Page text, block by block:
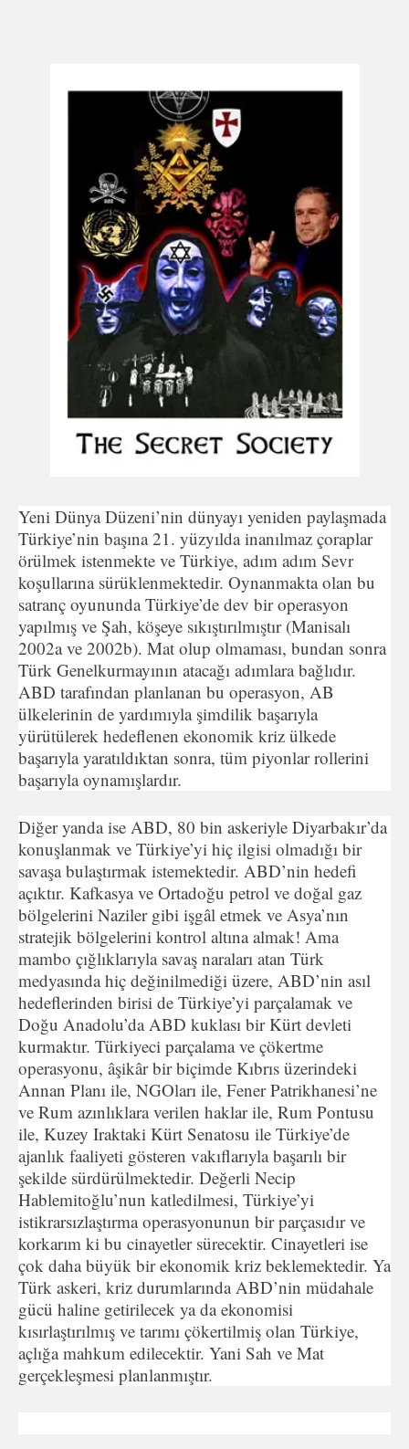
Yeni Dünya Düzeni’nin dünyayı yeniden paylaşmada
Türkiye’nin başına 21. yüzyılda inanılmaz çoraplar
örülmek istenmekte ve Türkiye, adım adım Sevr
koşullarına sürüklenmektedir. Oynanmakta olan bu
satranç oyununda Türkiye’de dev bir operasyon
yapılmış ve Şah, köşeye sıkıştırılmıştır (Manisalı
2002a ve 2002b). Mat olup olmaması, bundan sonra
Türk Genelkurmayının atacağı adımlara bağlıdır.
ABD tarafından planlanan bu operasyon, AB
ülkelerinin de yardımıyla şimdilik başarıyla
yürütülerek hedeflenen ekonomik kriz ülkede
başarıyla yaratıldıktan sonra, tüm piyonlar rollerini
başarıyla oynamışlardır.
Diğer yanda ise ABD, 80 bin askeriyle Diyarbakır’da
konuşlanmak ve Türkiye’yi hiç ilgisi olmadığı bir
savaşa bulaştırmak istemektedir. ABD’nin hedefi
açıktır. Kafkasya ve Ortadoğu petrol ve doğal gaz
bölgelerini Naziler gibi işgâl etmek ve Asya’nın
stratejik bölgelerini kontrol altına almak! Ama
mambo çığlıklarıyla savaş naraları atan Türk
medyasında hiç değinilmediği üzere, ABD’nin asıl
hedeflerinden birisi de Türkiye’yi parçalamak ve
Doğu Anadolu’da ABD kuklası bir Kürt devleti
kurmaktır. Türkiyeci parçalama ve çökertme
operasyonu, âşikâr bir biçimde Kıbrıs üzerindeki
Annan Planı ile, NGOları ile, Fener Patrikhanesi’ne
ve Rum azınlıklara verilen haklar ile, Rum Pontusu
ile, Kuzey Iraktaki Kürt Senatosu ile Türkiye’de
ajanlık faaliyeti gösteren vakıflarıyla başarılı bir
şekilde sürdürülmektedir. Değerli Necip
Hablemitoğlu’nun katledilmesi, Türkiye’yi
istikrarsızlaştırma operasyonunun bir parçasıdır ve
korkarım ki bu cinayetler sürecektir. Cinayetleri ise
çok daha büyük bir ekonomik kriz beklemektedir. Ya
Türk askeri, kriz durumlarında ABD’nin müdahale
gücü haline getirilecek ya da ekonomisi
kısırlaştırılmış ve tarımı çökertilmiş olan Türkiye,
açlığa mahkum edilecektir. Yani Sah ve Mat
gerçekleşmesi planlanmıştır.